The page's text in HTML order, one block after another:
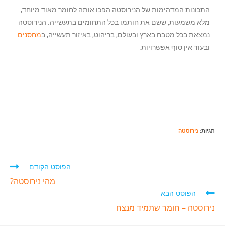
התכונות המדהימות של הנירוסטה הפכו אותה לחומר מאוד מיוחד,
מלא משמעות, ששם את חותמו בכל התחומים בתעשייה. הנירוסטה
נמצאת בכל מטבח בארץ ובעולם, בריהוט, באיזור תעשייה, במחסנים
ובעוד אין סוף אפשרויות.
תגיות: נירוסטה
הפוסט הקודם
מהי נירוסטה?
הפוסט הבא
נירוסטה – חומר שתמיד מנצח